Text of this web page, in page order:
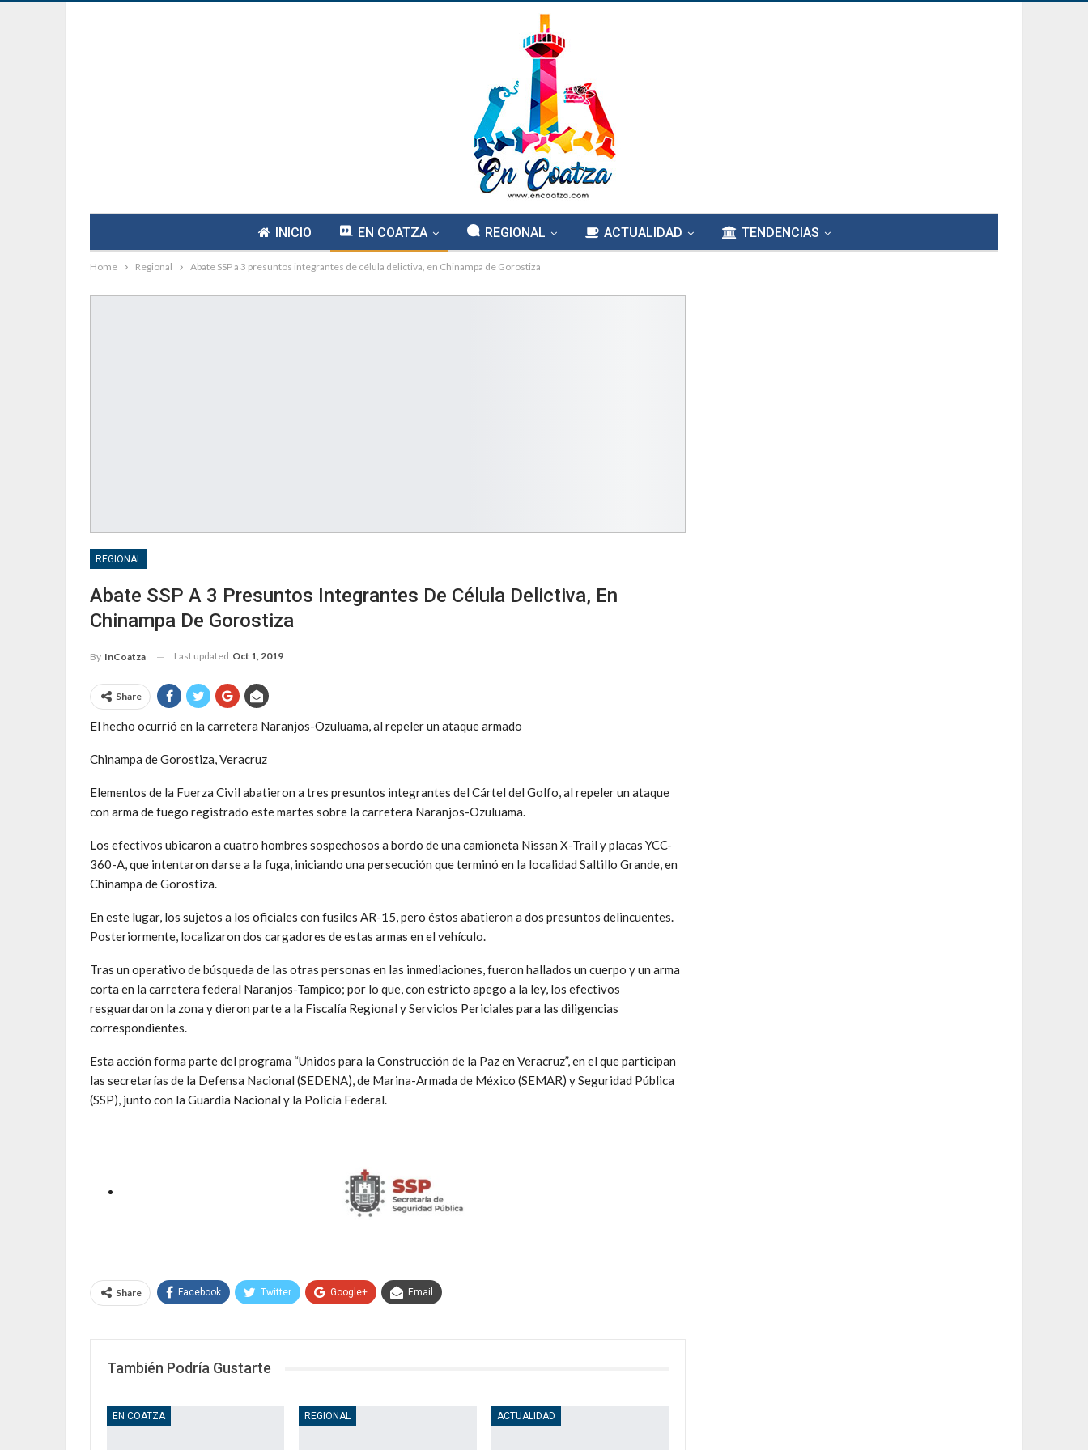
INICIO EN COATZA REGIONAL ACTUALIDAD TENDENCIAS
Home Regional Abate SSP a 3 presuntos integrantes de célula delictiva, en Chinampa de Gorostiza
REGIONAL
Abate SSP A 3 Presuntos Integrantes De Célula Delictiva, En
Chinampa De Gorostiza
By InCoatza Last updated Oct 1, 2019
Share
El hecho ocurrió en la carretera Naranjos-Ozuluama, al repeler un ataque armado
Chinampa de Gorostiza, Veracruz
Elementos de la Fuerza Civil abatieron a tres presuntos integrantes del Cártel del Golfo, al repeler un ataque
con arma de fuego registrado este martes sobre la carretera Naranjos-Ozuluama.
Los efectivos ubicaron a cuatro hombres sospechosos a bordo de una camioneta Nissan X-Trail y placas YCC-
360-A, que intentaron darse a la fuga, iniciando una persecución que terminó en la localidad Saltillo Grande, en
Chinampa de Gorostiza.
En este lugar, los sujetos a los oficiales con fusiles AR-15, pero éstos abatieron a dos presuntos delincuentes.
Posteriormente, localizaron dos cargadores de estas armas en el vehículo.
Tras un operativo de búsqueda de las otras personas en las inmediaciones, fueron hallados un cuerpo y un arma
corta en la carretera federal Naranjos-Tampico; por lo que, con estricto apego a la ley, los efectivos
resguardaron la zona y dieron parte a la Fiscalía Regional y Servicios Periciales para las diligencias
correspondientes.
Esta acción forma parte del programa “Unidos para la Construcción de la Paz en Veracruz”, en el que participan
las secretarías de la Defensa Nacional (SEDENA), de Marina-Armada de México (SEMAR) y Seguridad Pública
(SSP), junto con la Guardia Nacional y la Policía Federal.
Share Facebook Twitter Google+ Email
También Podría Gustarte
EN COATZA REGIONAL ACTUALIDAD